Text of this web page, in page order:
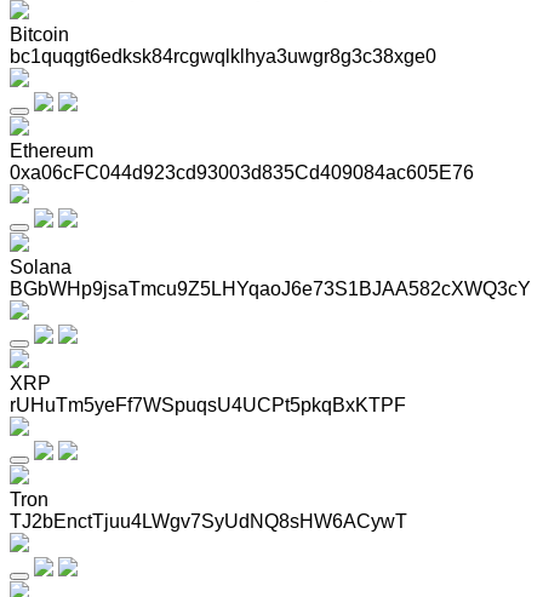
Bitcoin
bc1quqgt6edksk84rcgwqlklhya3uwgr8g3c38xge0
Ethereum
0xa06cFC044d923cd93003d835Cd409084ac605E76
Solana
BGbWHp9jsaTmcu9Z5LHYqaoJ6e73S1BJAA582cXWQ3cY
XRP
rUHuTm5yeFf7WSpuqsU4UCPt5pkqBxKTPF
Tron
TJ2bEnctTjuu4LWgv7SyUdNQ8sHW6ACywT